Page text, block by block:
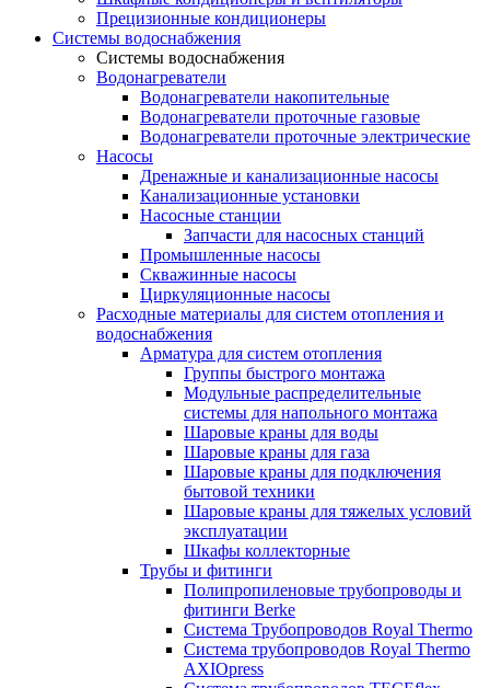
Прецизионные кондиционеры
Системы водоснабжения
Системы водоснабжения
Водонагреватели
Водонагреватели накопительные
Водонагреватели проточные газовые
Водонагреватели проточные электрические
Насосы
Дренажные и канализационные насосы
Канализационные установки
Насосные станции
Запчасти для насосных станций
Промышленные насосы
Скважинные насосы
Циркуляционные насосы
Расходные материалы для систем отопления и
водоснабжения
Арматура для систем отопления
Группы быстрого монтажа
Модульные распределительные
системы для напольного монтажа
Шаровые краны для воды
Шаровые краны для газа
Шаровые краны для подключения
бытовой техники
Шаровые краны для тяжелых условий
эксплуатации
Шкафы коллекторные
Трубы и фитинги
Полипропиленовые трубопроводы и
фитинги Berke
Система Трубопроводов Royal Thermo
Система трубопроводов Royal Thermo
AXIOpress